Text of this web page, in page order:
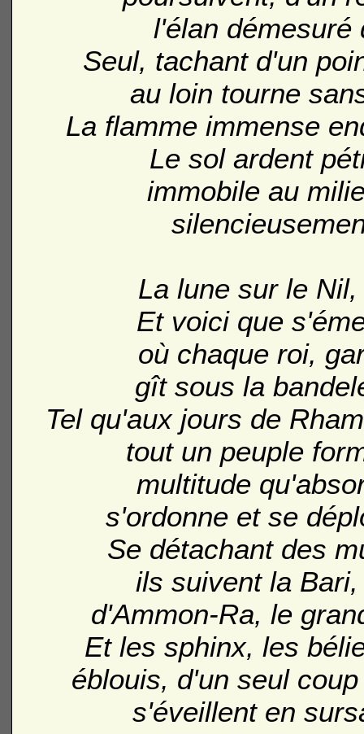
l'élan démesuré
Seul, tachant d'un
au loin tourne
La flamme immense
Le sol ardent
immobile au
La lune sur le
Et voici que
où chaque roi,
gît sous la
Tel qu'aux jours de
tout un peuple
multitude
s'ordonne et se
Se détachant des
ils suivent la
d'Ammon-Ra, le
Et les sphinx, les
éblouis, d'un seul
s'éveillent en